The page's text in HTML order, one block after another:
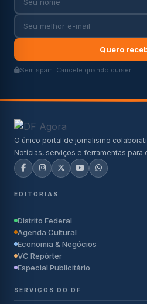
Quero
Sem spam. Cancele quando quiser.
O único portal de jornalismo
Notícias, serviços e ferramentas para
EDITORIAS
Distrito Federal
Agenda Cultural
Economia & Negócios
VC Repórter
Especial Publicitário
SERVIÇOS DO DF